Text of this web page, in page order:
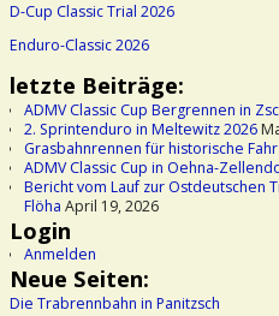
D-Cup Classic Trial 2026
Enduro-Classic 2026
letzte Beiträge:
ADMV Classic Cup Bergrennen in
2. Sprintenduro in Meltewitz 2026
Grasbahnrennen für historische
ADMV Classic Cup in Oehna-
Bericht vom Lauf zur Ostdeutschen
Flöha April 19, 2026
Login
Anmelden
Neue Seiten:
Die Trabrennbahn in Panitzsch